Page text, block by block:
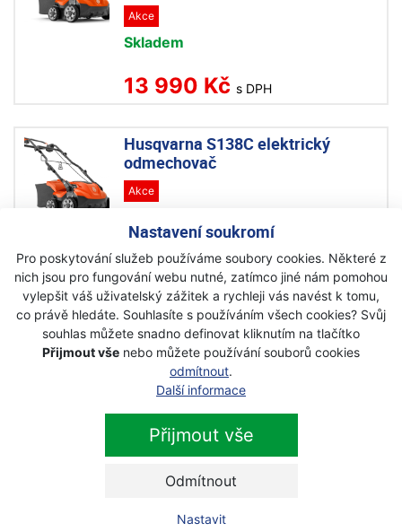
Nastavení soukromí
Pro poskytování služeb používáme soubory cookies. Některé z
nich jsou pro fungování webu nutné, zatímco jiné nám pomohou
vylepšit váš uživatelský zážitek a rychleji vás navést k tomu,
co právě hledáte. Souhlasíte s používáním všech cookies? Svůj
souhlas můžete snadno definovat kliknutím na tlačítko
Přijmout vše nebo můžete používání souborů cookies
odmítnout.
Další informace
Přijmout vše
Odmítnout
Nastavit
Akce
Skladem
13 990 Kč s DPH
Husqvarna S138C elektrický
odmechovač
Akce
6 990 Kč s DPH
Husqvarna S 500 Pro odmechovač
Na objednávku
36 990 Kč s DPH